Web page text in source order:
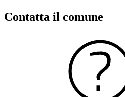
Contatta il comune